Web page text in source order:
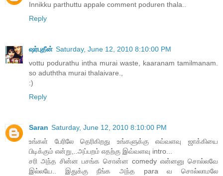
Innikku parthuttu appale comment poduren thala..
Reply
ஷர்புதீன் Saturday, June 12, 2010 8:10:00 PM
vottu podurathu intha murai waste, kaaranam tamilmanam.
so aduththa murai thalaivare.,
:)
Reply
Saran Saturday, June 12, 2010 8:10:00 PM
உங்கள் பேரிலே தெரிகிறது உங்களுக்கு எவ்வளவு ஜாக்கியை
பிடிக்கும் என்று,..அப்பறம் எதற்கு இவ்வளவு intro...
சரி அந்த சின்ன பசங்க சொன்ன comedy என்னனு சொல்லவே
இல்லயே.. இதுக்கு நீங்க அந்த para வ சொல்லாமலே